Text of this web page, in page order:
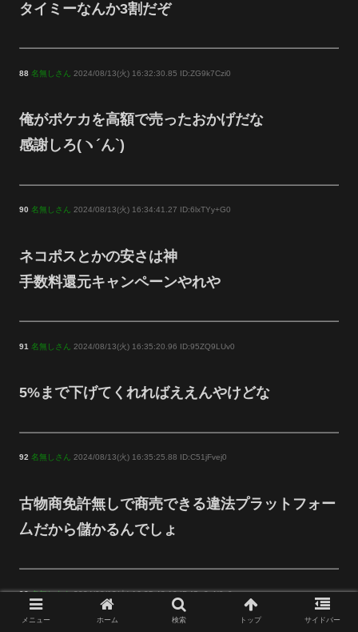
タイミーなんか3割だぞ
88 名無しさん 2024/08/13(火) 16:32:30.85 ID:ZG9k7Czi0
俺がポケカを高額で売ったおかげだな
感謝しろ(ヽ´ん`)
90 名無しさん 2024/08/13(火) 16:34:41.27 ID:6lxTYy+G0
ネコポスとかの安さは神
手数料還元キャンペーンやれや
91 名無しさん 2024/08/13(火) 16:35:20.96 ID:95ZQ9LUv0
5%まで下げてくれればええんやけどな
92 名無しさん 2024/08/13(火) 16:35:25.88 ID:C51jFvej0
古物商免許無しで商売できる違法プラットフォー
厶だから儲かるんでしょ
93名無しさん2024/08/13(火) 16:35:48.10 ID:fQ+2eN9s0
メニュー ホーム 検索 トップ サイドバー